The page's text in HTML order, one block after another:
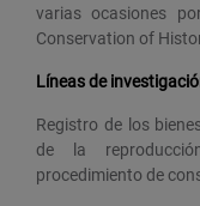
varias ocasiones
Conservation of
Líneas de
Registro de los
de la
procedimiento de